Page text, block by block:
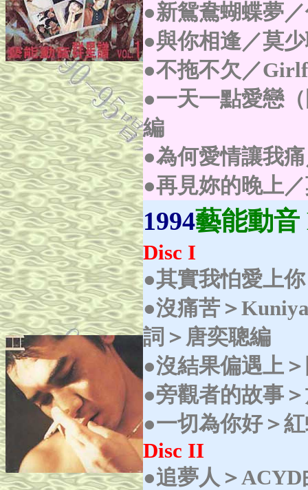
●新鴛鴦蝴蝶夢
●與你相逢／莫
●不拖不欠／
●一天一點愛戀
編
●為何愛情讓我
●再見妳的晚上
1994藝能動音
Disc I
●其實我怕愛上
●沒痛苦＞
詞＞唐奕聰編
●沒結果偏遇上
●旁觀者的故事
●一切為你好＞
Disc II
●追夢人＞